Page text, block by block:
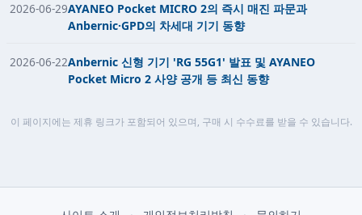
2026-06-29AYANEO Pocket MICRO 2의 즉시 매진 파문과
Anbernic·GPD의 차세대 기기 동향
2026-06-22Anbernic 신형 기기 'RG 55G1' 발표 및 AYANEO
Pocket Micro 2 사양 공개 등 최신 동향
이 페이지에는 제휴 링크가 포함되어 있으며, 구매 시 수수료를 받을 수 있습니다.